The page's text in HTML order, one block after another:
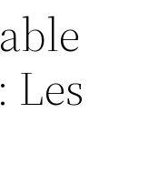
Les